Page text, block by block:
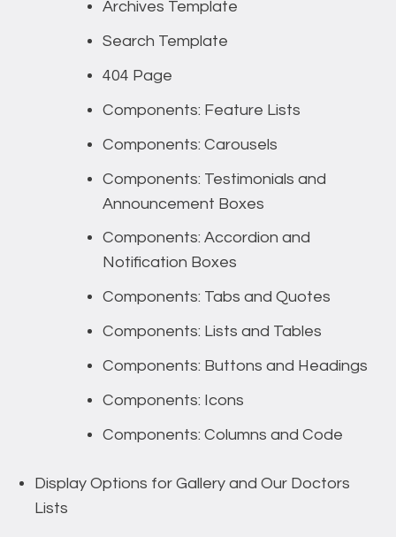
Archives Template
Search Template
404 Page
Components: Feature Lists
Components: Carousels
Components: Testimonials and
Announcement Boxes
Components: Accordion and
Notification Boxes
Components: Tabs and Quotes
Components: Lists and Tables
Components: Buttons and Headings
Components: Icons
Components: Columns and Code
Display Options for Gallery and Our Doctors
Lists